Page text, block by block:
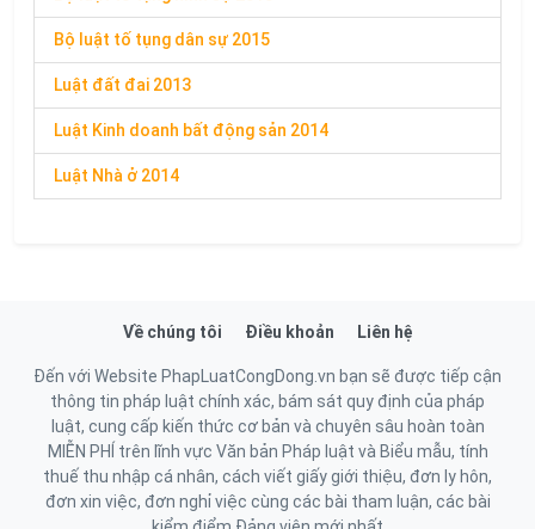
Bộ luật tố tụng dân sự 2015
Luật đất đai 2013
Luật Kinh doanh bất động sản 2014
Luật Nhà ở 2014
Về chúng tôi Điều khoản Liên hệ
Đến với Website PhapLuatCongDong.vn bạn sẽ được tiếp cận
thông tin pháp luật chính xác, bám sát quy định của pháp
luật, cung cấp kiến thức cơ bản và chuyên sâu hoàn toàn
MIỄN PHÍ trên lĩnh vực Văn bản Pháp luật và Biểu mẫu, tính
thuế thu nhập cá nhân, cách viết giấy giới thiệu, đơn ly hôn,
đơn xin việc, đơn nghỉ việc cùng các bài tham luận, các bài